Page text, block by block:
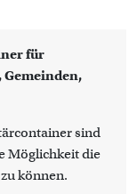
für
Gemeinden,
sind
Möglichkeit die
können.